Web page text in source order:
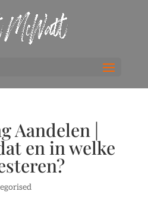
Aandelen |
en in welke